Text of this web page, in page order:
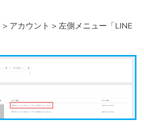
アカウント > 左側メニュー「LINE